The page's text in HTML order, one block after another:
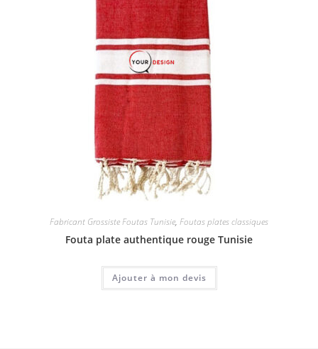
Fabricant Grossiste Foutas Tunisie, Foutas plates classiques
Fouta plate authentique rouge Tunisie
Ajouter à mon devis